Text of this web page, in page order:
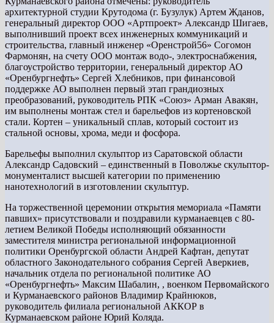
архитектурной студии Крутодома (г. Бузулук) Артем Жданов,
генеральный директор ООО «Артпроект» Александр Шигаев,
выполнивший проект всех инженерных коммуникаций и
строительства, главный инженер «Оренстрой56» Согомон
Фармонян, на счету ООО монтаж водо-, электроснабжения,
благоустройство территории, генеральный директор АО
«Оренбургнефть» Сергей Хлебников, при финансовой
поддержке АО выполнен первый этап грандиозных
преобразований, руководитель РПК «Союз» Арман Авакян,
им выполнены монтаж стел и барельефов из кортеновской
стали. Кортен – уникальный сплав, который состоит из
стальной основы, хрома, меди и фосфора.
Барельефы выполнил скульптор из Саратовской области
Александр Садовский – единственный в Поволжье скульптор-
монументалист высшей категории по применению
нанотехнологий в изготовлении скульптур.
На торжественной церемонии открытия мемориала «Памяти
павших» присутствовали и поздравили курманаевцев с 80-
летием Великой Победы исполняющий обязанности
заместителя министра региональной информационной
политики Оренбургской области Андрей Кафтан, депутат
областного Законодательного собрания Сергей Аверкиев,
начальник отдела по региональной политике АО
«Оренбургнефть» Максим Шабалин, , военком Первомайского
и Курманаевского районов Владимир Крайнюков,
руководитель филиала региональной АККОР в
Курманаевском районе Юрий Коляда.